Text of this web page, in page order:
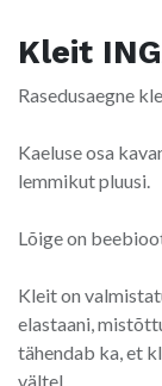
Kleit
Rasedusaegne
Kaeluse osa
lemmikut pluusi.
Lõige on
Kleit on
elastaani,
tähendab ka, et
vältel.